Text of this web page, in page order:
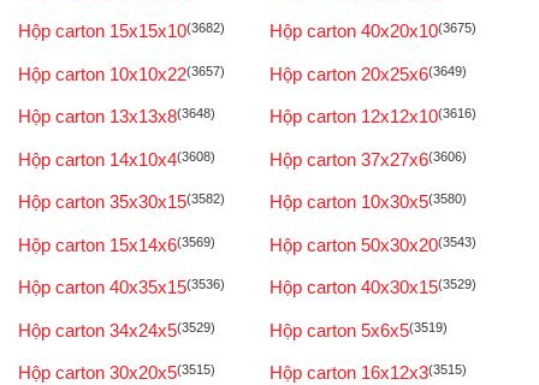
Hộp carton 15x15x10(3682) Hộp carton 40x20x10(3675)
Hộp carton 10x10x22(3657) Hộp carton 20x25x6(3649)
Hộp carton 13x13x8(3648) Hộp carton 12x12x10(3616)
Hộp carton 14x10x4(3608) Hộp carton 37x27x6(3606)
Hộp carton 35x30x15(3582) Hộp carton 10x30x5(3580)
Hộp carton 15x14x6(3569) Hộp carton 50x30x20(3543)
Hộp carton 40x35x15(3536) Hộp carton 40x30x15(3529)
Hộp carton 34x24x5(3529) Hộp carton 5x6x5(3519)
Hộp carton 30x20x5(3515) Hộp carton 16x12x3(3515)